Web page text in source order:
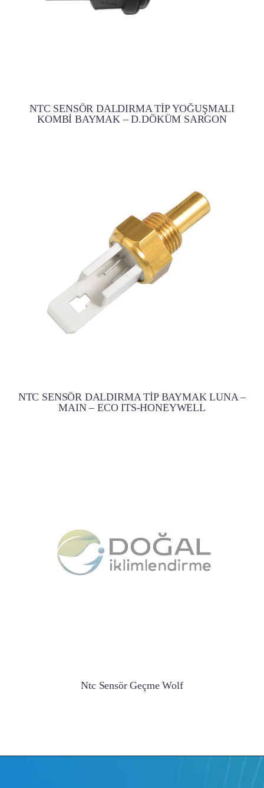
NTC SENSÖR DALDIRMA TİP YOĞUŞMALI
KOMBİ BAYMAK – D.DÖKÜM SARGON
NTC SENSÖR DALDIRMA TİP BAYMAK LUNA –
MAIN – ECO ITS-HONEYWELL
Ntc Sensör Geçme Wolf